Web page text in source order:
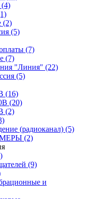
(4)
(2)
(5)
(7)
(7)
"Линия" (22)
(5)
(16)
(20)
(2)
(радиоканал) (5)
(2)
(9)
и